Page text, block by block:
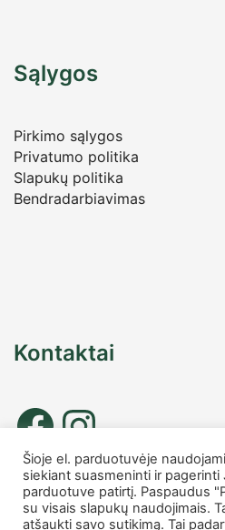
Sąlygos
Pirkimo sąlygos
Privatumo politika
Slapukų politika
Bendradarbiavimas
Kontaktai
Tel. nr.: +37067677885
info@charmshop.lt
Šioje el. parduotuvėje
siekiant suasmeninti ir pagerinti
parduotuve patirtį. Paspaudus
su visais slapukų naudojimais.
atšaukti savo sutikimą. Tai